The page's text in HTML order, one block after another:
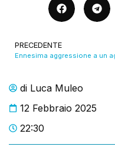
di Luca Muleo
12 Febbraio 2025
22:30
PRECEDENTE